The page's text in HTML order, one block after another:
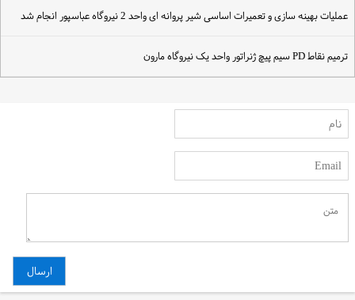
عملیات بهینه سازی و تعمیرات اساسی شیر پروانه ای واحد 2 نیروگاه عباسپور انجام شد
ترمیم نقاط PD سیم پیچ ژنراتور واحد یک نیروگاه مارون